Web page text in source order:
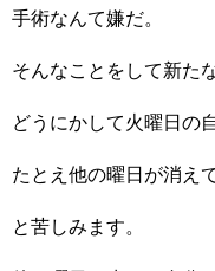
手術なんて嫌だ。
そんなことをして新た
どうにかして火曜日の
たとえ他の曜日が消え
と苦しみます。